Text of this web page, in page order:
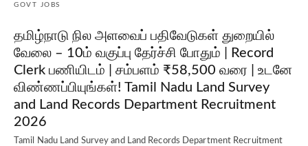
GOVT JOBS
தமிழ்நாடு நில அளவைப் பதிவேடுகள் துறையில்
வேலை – 10ம் வகுப்பு தேர்ச்சி போதும் | Record
Clerk பணியிடம் | சம்பளம் ₹58,500 வரை | உடனே
விண்ணப்பியுங்கள்! Tamil Nadu Land Survey
and Land Records Department Recruitment
2026
Tamil Nadu Land Survey and Land Records Department Recruitment